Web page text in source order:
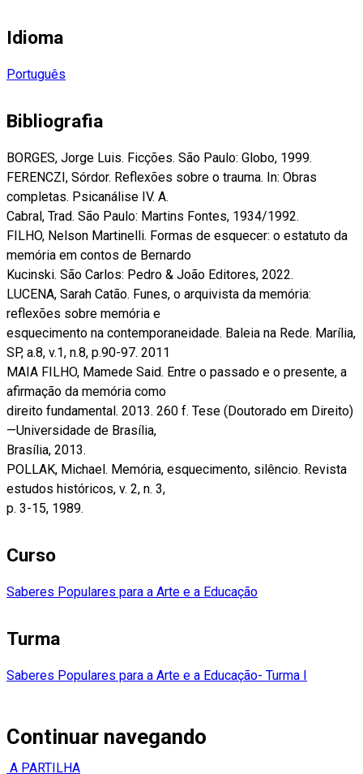
Idioma
Português
Bibliografia
BORGES, Jorge Luis. Ficções. São Paulo: Globo, 1999.
FERENCZI, Sórdor. Reflexões sobre o trauma. In: Obras
completas. Psicanálise IV. A.
Cabral, Trad. São Paulo: Martins Fontes, 1934/1992.
FILHO, Nelson Martinelli. Formas de esquecer: o estatuto da
memória em contos de Bernardo
Kucinski. São Carlos: Pedro & João Editores, 2022.
LUCENA, Sarah Catão. Funes, o arquivista da memória:
reflexões sobre memória e
esquecimento na contemporaneidade. Baleia na Rede. Marília,
SP, a.8, v.1, n.8, p.90-97. 2011
MAIA FILHO, Mamede Said. Entre o passado e o presente, a
afirmação da memória como
direito fundamental. 2013. 260 f. Tese (Doutorado em Direito)
—Universidade de Brasília,
Brasília, 2013.
POLLAK, Michael. Memória, esquecimento, silêncio. Revista
estudos históricos, v. 2, n. 3,
p. 3-15, 1989.
Curso
Saberes Populares para a Arte e a Educação
Turma
Saberes Populares para a Arte e a Educação- Turma I
Continuar navegando
A PARTILHA